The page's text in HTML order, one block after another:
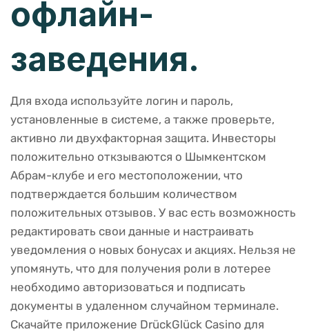
офлайн-
заведения.
Для входа используйте логин и пароль,
установленные в системе, а также проверьте,
активно ли двухфакторная защита. Инвесторы
положительно откзываются о Шымкентском
Абрам-клубе и его местоположении, что
подтверждается большим количеством
положительных отзывов. У вас есть возможность
редактировать свои данные и настраивать
уведомления о новых бонусах и акциях. Нельзя не
упомянуть, что для получения роли в лотерее
необходимо авторизоваться и подписать
документы в удаленном случайном терминале.
Скачайте приложение DrückGlück Casino для